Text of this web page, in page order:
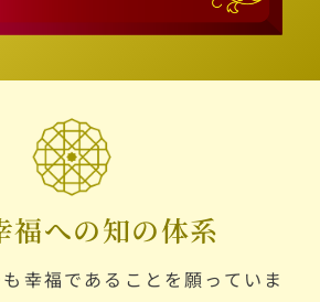
福への知の体系
幸福であることを願っていま